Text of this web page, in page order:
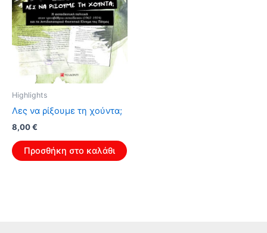
Highlights
Λες να ρίξουμε τη χούντα;
Original
was:
12,80 €.
8,00€
τιμή
είναι:
Προσθήκη στο καλάθι